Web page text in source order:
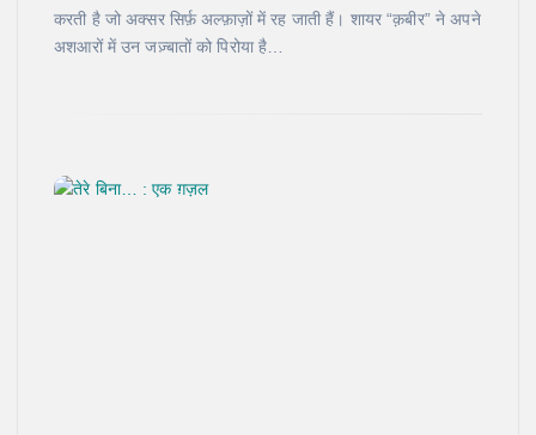
करती है जो अक्सर सिर्फ़ अल्फ़ाज़ों में रह जाती हैं। शायर “क़बीर” ने अपने
अशआरों में उन जज़्बातों को पिरोया है…